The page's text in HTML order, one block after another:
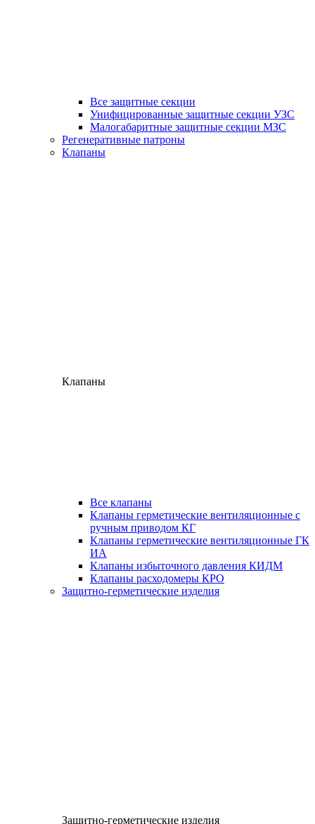
Все защитные секции
Унифицированные защитные секции УЗС
Малогабаритные защитные секции МЗС
Регенеративные патроны
Клапаны
Клапаны
Все клапаны
Клапаны герметические вентиляционные с
ручным приводом КГ
Клапаны герметические вентиляционные ГК
ИА
Клапаны избыточного давления КИДМ
Клапаны расходомеры КРО
Защитно-герметические изделия
Защитно-герметические изделия